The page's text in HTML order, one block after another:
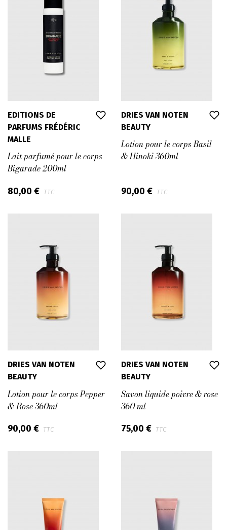
EDITIONS DE
PARFUMS FRÉDÉRIC
MALLE
Lait parfumé pour le corps
Bigarade 200ml
80,00 € TTC
DRIES VAN NOTEN
BEAUTY
Lotion pour le corps Basil
& Hinoki 360ml
90,00 € TTC
DRIES VAN NOTEN
BEAUTY
Lotion pour le corps Pepper
& Rose 360ml
90,00 € TTC
DRIES VAN NOTEN
BEAUTY
Savon liquide poivre & rose
360 ml
75,00 € TTC